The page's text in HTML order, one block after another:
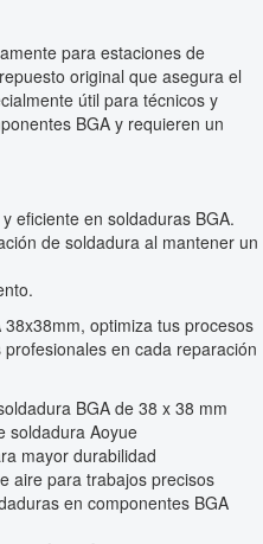
para estaciones de
original que asegura el
útil para técnicos y
BGA y requieren un
eficiente en soldaduras BGA.
de soldadura al mantener un
optimiza tus procesos
en cada reparación
BGA de 38 x 38 mm
soldadura Aoyue
mayor durabilidad
aire para trabajos precisos
en componentes BGA